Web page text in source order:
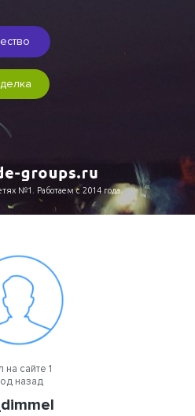
№1. Работаем с 2014 года.
на сайте 1
назад